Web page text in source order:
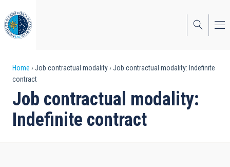
to
main
content
Breadcrumb
Home Job contractual modality
Job contractual modality: Indefinite
contract
Job contractual modality:
Indefinite contract